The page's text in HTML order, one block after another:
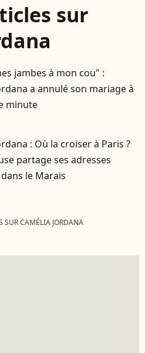
sur
jambes à mon cou" :
a annulé son mariage à
minute
: Où la croiser à Paris ?
partage ses adresses
le Marais
SUR CAMÉLIA JORDANA